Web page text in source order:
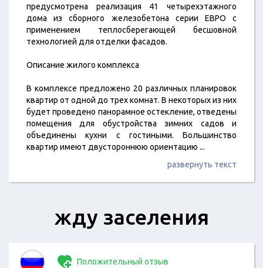
предусмотрена реализация 41 четырехэтажного
дома из сборного железобетона серии ЕВРО с
применением теплосберегающей бесшовной
технологией для отделки фасадов.
Описание жилого комплекса
В комплексе предложено 20 различных планировок
квартир от одной до трех комнат. В некоторых из них
будет проведено панорамное остекление, отведены
помещения для обустройства зимних садов и
объединены кухни с гостиными. Большинство
квартир имеют двустороннюю ориентацию ...
развернуть текст
жду заселения
Положительный отзыв